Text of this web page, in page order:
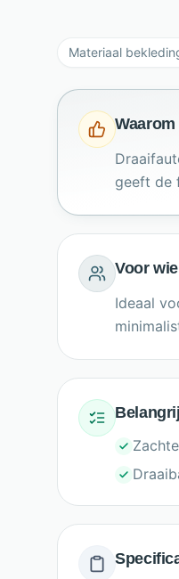
Materiaal
geeft de
Voor
Ideaal